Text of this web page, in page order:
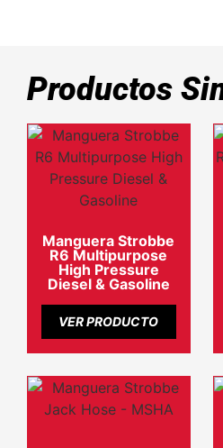
Productos
Manguera Strobbe
R6 Multipurpose
High Pressure
Diesel & Gasoline
VER PRODUCTO